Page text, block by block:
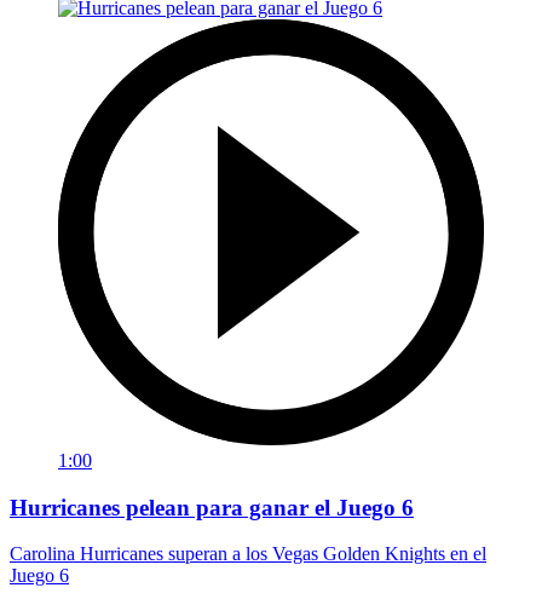
1:00
Hurricanes pelean para ganar el Juego 6
Carolina Hurricanes superan a los Vegas Golden Knights en el
Juego 6